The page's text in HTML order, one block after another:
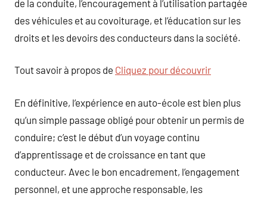
de la conduite, l’encouragement à l’utilisation partagée
des véhicules et au covoiturage, et l’éducation sur les
droits et les devoirs des conducteurs dans la société.
Tout savoir à propos de Cliquez pour découvrir
En définitive, l’expérience en auto-école est bien plus
qu’un simple passage obligé pour obtenir un permis de
conduire; c’est le début d’un voyage continu
d’apprentissage et de croissance en tant que
conducteur. Avec le bon encadrement, l’engagement
personnel, et une approche responsable, les